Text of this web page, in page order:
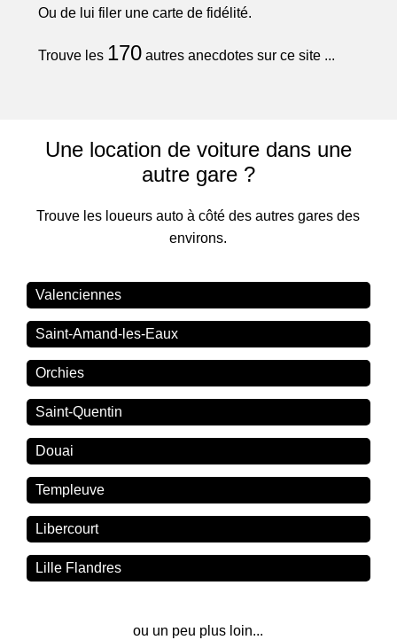
Ou de lui filer une carte de fidélité.
Trouve les 170autres anecdotes sur ce site ...
Une location de voiture dans une
autre gare ?
Trouve les loueurs auto à côté des autres gares des
environs.
Valenciennes
Saint-Amand-les-Eaux
Orchies
Saint-Quentin
Douai
Templeuve
Libercourt
Lille Flandres
ou un peu plus loin...